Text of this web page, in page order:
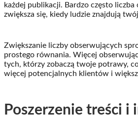
każdej publikacji. Bardzo często liczba
zwiększa się, kiedy ludzie znajdują
Zwiększanie liczby obserwujących
prostego równania. Więcej
tych, którzy zobaczą twoje potrawy, co
więcej potencjalnych klientów i
Poszerzenie treści i